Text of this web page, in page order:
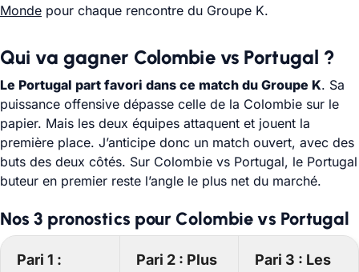
Monde pour chaque rencontre du Groupe K.
Qui va gagner Colombie vs Portugal ?
Le Portugal part favori dans ce match du Groupe K. Sa
puissance offensive dépasse celle de la Colombie sur le
papier. Mais les deux équipes attaquent et jouent la
première place. J’anticipe donc un match ouvert, avec des
buts des deux côtés. Sur Colombie vs Portugal, le Portugal
buteur en premier reste l’angle le plus net du marché.
Nos 3 pronostics pour Colombie vs Portugal
Pari 1 :
Pari 2 : Plus
Pari 3 : Les